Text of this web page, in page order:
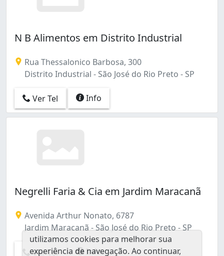
N B Alimentos em Distrito Industrial
Rua Thessalonico Barbosa, 300
Distrito Industrial - São José do Rio Preto - SP
Ver Tel Info
Negrelli Faria & Cia em Jardim Maracanã
Avenida Arthur Nonato, 6787
Jardim Maracanã - São José do Rio Preto - SP
Ver Tel Info
utilizamos cookies para melhorar sua
experiência de navegação. Ao continuar,